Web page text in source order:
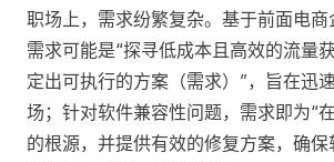
职场上，需求纷繁复杂。基于前面电
需求可能是“探寻低成本且高效的流量
定出可执行的方案（需求）”，旨在迅
场；针对软件兼容性问题，需求即为“
的根源，并提供有效的修复方案，确